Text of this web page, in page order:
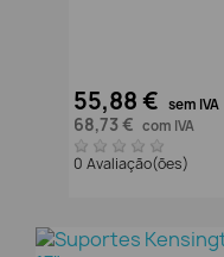
55,88 € sem IVA
68,73 € com IVA
0 Avaliação(ões)